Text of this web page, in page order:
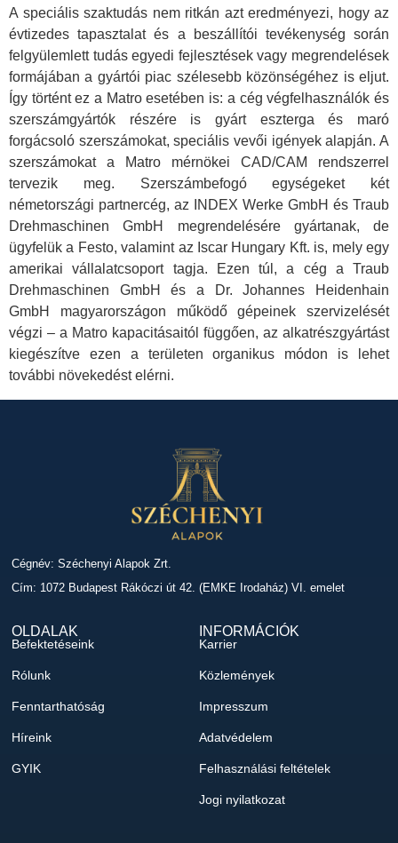
A speciális szaktudás nem ritkán azt eredményezi, hogy az
évtizedes tapasztalat és a beszállítói tevékenység során
felgyülemlett tudás egyedi fejlesztések vagy megrendelések
formájában a gyártói piac szélesebb közönségéhez is eljut.
Így történt ez a Matro esetében is: a cég végfelhasználók és
szerszámgyártók részére is gyárt eszterga és maró
forgácsoló szerszámokat, speciális vevői igények alapján. A
szerszámokat a Matro mérnökei CAD/CAM rendszerrel
tervezik meg. Szerszámbefogó egységeket két
németországi partnercég, az INDEX Werke GmbH és Traub
Drehmaschinen GmbH megrendelésére gyártanak, de
ügyfelük a Festo, valamint az Iscar Hungary Kft. is, mely egy
amerikai vállalatcsoport tagja. Ezen túl, a cég a Traub
Drehmaschinen GmbH és a Dr. Johannes Heidenhain
GmbH magyarországon működő gépeinek szervizelését
végzi – a Matro kapacitásaitól függően, az alkatrészgyártást
kiegészítve ezen a területen organikus módon is lehet
további növekedést elérni.
Cégnév: Széchenyi Alapok Zrt.
Cím: 1072 Budapest Rákóczi út 42. (EMKE Irodaház) VI. emelet
OLDALAK
Befektetéseink
Rólunk
Fenntarthatóság
Híreink
GYIK
INFORMÁCIÓK
Karrier
Közlemények
Impresszum
Adatvédelem
Felhasználási feltételek
Jogi nyilatkozat